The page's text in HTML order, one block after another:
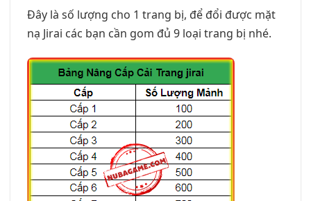
Đây là số lượng cho 1 trang bị, để đổi được mặt
nạ Jirai các bạn cần gom đủ 9 loại trang bị nhé.